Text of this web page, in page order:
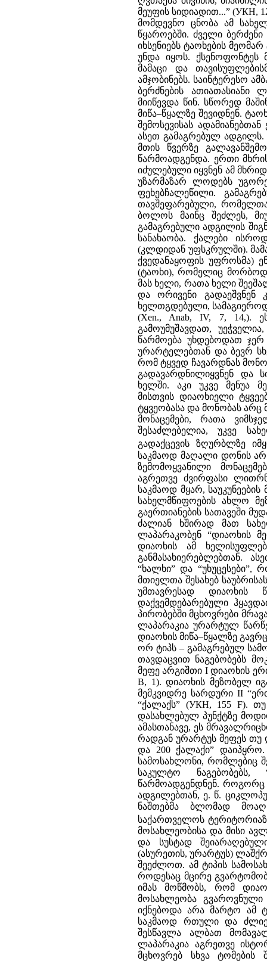
მეუფის სიდიადით...” (УКН,
მომდევნო ცნობა ამ
წყაროებში. ძველი
იხსენიებს ტაოხების
უნდა იყოს. ქსენოფონტეს
მამაცი და
ამჯობინებს. საინტერესო
ბერძნების ათიათასიანი
მიიწევდა წინ. სწორედ
მიწა–წყალზე შევიდნენ.
შემოსევისას
ასეთ გამაგრებულ ადგილს.
მთის წვერზე
წარმოადგენდა. ერთი
იძულებული იყვნენ ამ
უზარმაზარ ლოდებს
ფეხებჩალეწილი.
თავშეფარებული,
ბოლოს მაინც შეძლეს,
გამაგრებული ადგილის
სანახაობა. ქალები
(კლდიდან უფსკრულში).
ქვედანაყოფის უფროსმა)
(ტაოხი), რომელიც
მას ხელი, რათა ხელი
და ორივენი
ხელთგდებული,
(Xen., Anab, IV, 7, 14,).
გამოუმუშავდათ,
წარმოება უხდებოდათ ჯერ
ურარტელებთან და ბევრ
რომ ტყვედ ჩავარდნას
გადავარდნილიყვნენ და
ხელში. აკი უკვე მენუა
მისთვის დიაოხიელი
ტყვეობასა და მონობას არც
მონაცემები, რათა
შესაძლებელია, უკვე
გადაქცევის ზღურბლზე
საკმაოდ მაღალი დონის
ზემომოყვანილი
აგრეთვე ძვირფასი
საკმაოდ მყარ,
სახელმწიფოების ახლო
გაერთიანების სათავეში
ძალიან ხშირად მათ
ლაპარაკობენ “დიაოხის
დიაოხის ამ
განმასახიერებლებთან.
“ხალხი” და
მთიელთა შესახებ
უმთავრესად დიაოხის
დაქვემდებარებული
პირობებში მცხოვრები
ლაპარაკია ურარტულ
დიაოხის მიწა–წყალზე
ორ ტიპს – გამაგრებულ
თავდაცვით ნაგებობებს
მეფე არგიშთი I დიაოხის
B, 1). დიაოხის მეზობელ
მემკვიდრე სარდური II
“ქალაქს” (УКН, 155 F).
დასახლებულ პუნქტზე
ამასთანავე, ეს
რადგან ურარტუს მეფეს თუ
და 200 ქალაქი”
სამოსახლონი, რომლებიც
საკულტო ნაგებობებს,
წარმოადგენდნენ. როგორც
ადგილებთან, ე. წ.
ნაშთებმა ბლომად
საქართველოს
მოსახლეობისა და მისი
და სუსტად
(ასურეთის, ურარტუს)
შეეძლოთ. ამ ტიპის
როდესაც მცირე
იმას მოწმობს, რომ
მოსახლეობა
იქნებოდა არა მარტო ამ
საკმაოდ რთული და
შესწავლა ალბათ
ლაპარაკია აგრეთვე
მცხოვრებ სხვა ტომების